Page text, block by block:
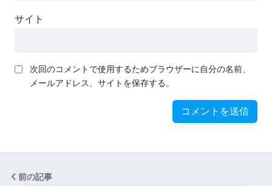
サイト
次回のコメントで使用するためブラウザーに自分の名前、
メールアドレス、サイトを保存する。
前の記事